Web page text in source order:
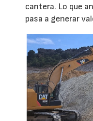
cantera. Lo que
pasa a generar